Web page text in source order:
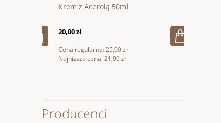
Krem z Acerolą 50ml
20,00 zł
Cena regularna:25,00 zł
Najniższa cena:21,90 zł
Producenci